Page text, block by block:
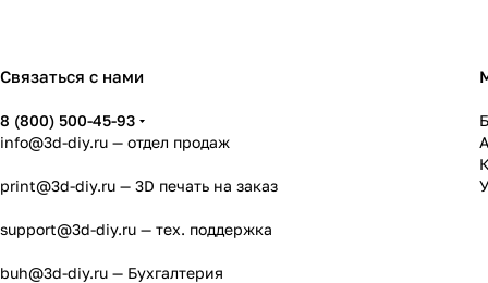
Связаться с нами
8 (800) 500-45-93
info@3d-diy.ru — отдел продаж
print@3d-diy.ru — 3D печать на заказ
support@3d-diy.ru — тех. поддержка
buh@3d-diy.ru — Бухгалтерия